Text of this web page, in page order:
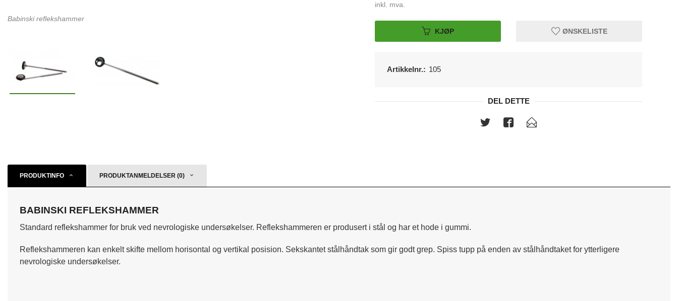
Babinski reflekshammer
inkl. mva.
KJØP ØNSKELISTE
Artikkelnr.: 105
DEL DETTE
PRODUKTINFO PRODUKTANMELDELSER (0)
BABINSKI REFLEKSHAMMER
Standard reflekshammer for bruk ved nevrologiske undersøkelser. Reflekshammeren er produsert i stål og har et hode i gummi.
Reflekshammeren kan enkelt skifte mellom horisontal og vertikal posision. Sekskantet stålhåndtak som gir godt grep. Spiss tupp på enden av stålhåndtaket for ytterligere
nevrologiske undersøkelser.